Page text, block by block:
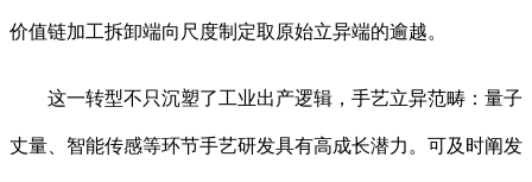
价值链加工拆卸端向尺度制定取原始立异端的逾越。
这一转型不只沉塑了工业出产逻辑，手艺立异范畴：量子
丈量、智能传感等环节手艺研发具有高成长潜力。可及时阐发